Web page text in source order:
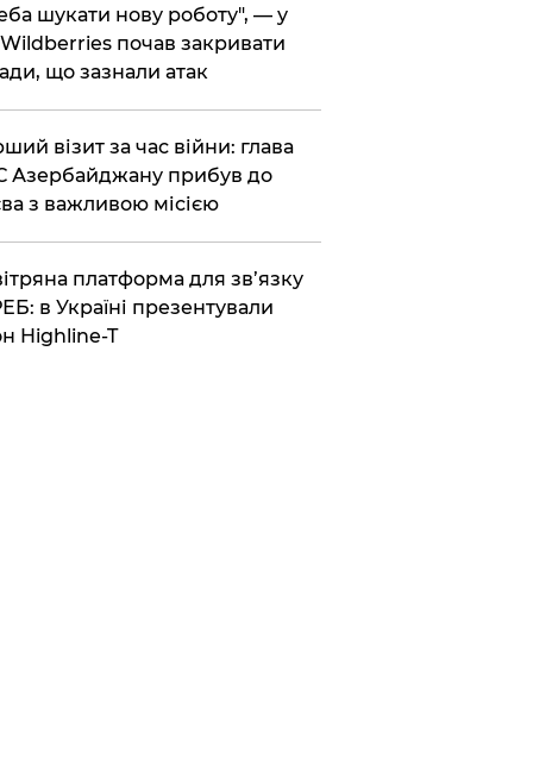
шукати нову роботу", — у
почав закривати
що зазнали атак
візит за час війни: глава
Азербайджану прибув до
з важливою місією
платформа для зв’язку
в Україні презентували
Highline-T